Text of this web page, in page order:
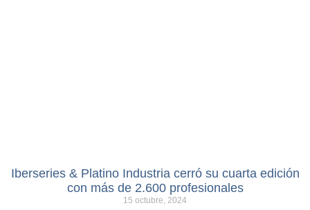
Iberseries & Platino Industria cerró su cuarta edición
con más de 2.600 profesionales
15 octubre, 2024